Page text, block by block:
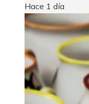
Hace 1 día